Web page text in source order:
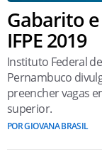
Gabarito
IFPE 2019
Instituto Federal
Pernambuco
preencher vagas
superior.
POR GIOVANA BRASIL